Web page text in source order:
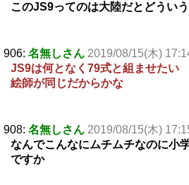
このJS9ってのは大陸だとどうい
906: 名無しさん 2019/08/15(木)
JS9は何となく79式と組ませたい
絵師が同じだからかな
908: 名無しさん 2019/08/15(木)
なんでこんなにムチムチなのに小
ですか